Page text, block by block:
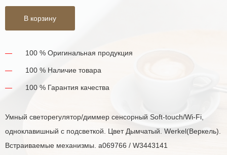
В корзину
100 % Оригинальная продукция
100 % Наличие товара
100 % Гарантия качества
Умный светорегулятор/диммер сенсорный Soft-touch/Wi-Fi,
одноклавишный с подсветкой. Цвет Дымчатый. Werkel(Веркель).
Встраиваемые механизмы. a069766 / W3443141